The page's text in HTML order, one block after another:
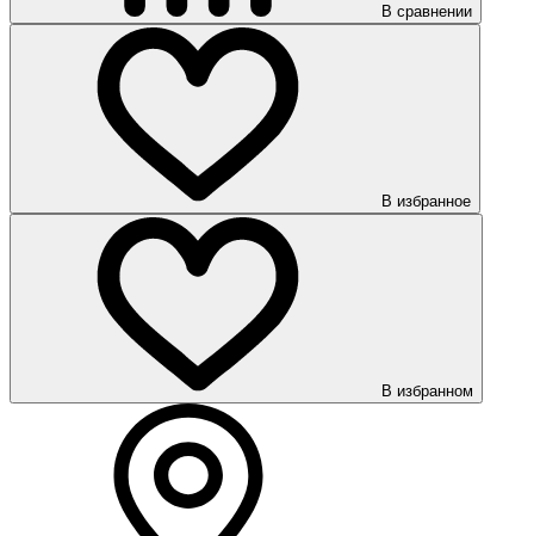
В сравнении
В избранное
В избранном